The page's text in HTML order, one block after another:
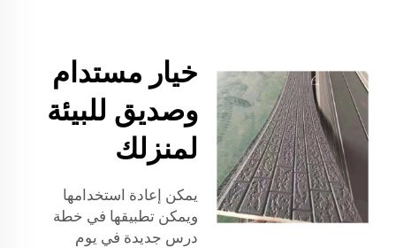
خيار مستدام
وصديق للبيئة
لمنزلك
يمكن إعادة استخدامها
ويمكن تطبيقها في خطة
درس جديدة في يوم